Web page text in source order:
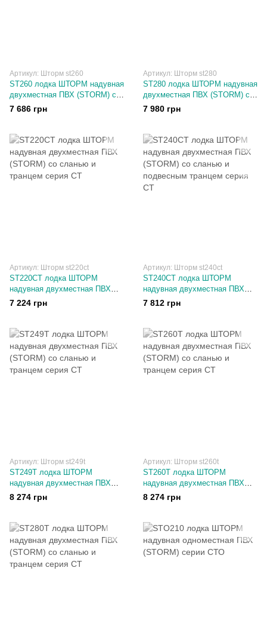
Артикул: Шторм st260
ST260 лодка ШТОРМ надувная
двухместная ПВХ (STORM) со
сланью серия СТ
7 686 грн
Артикул: Шторм st280
ST280 лодка ШТОРМ надувная
двухместная ПВХ (STORM) со
сланью серия СТ
7 980 грн
Артикул: Шторм st220ct
ST220CT лодка ШТОРМ
надувная двухместная ПВХ
(STORM) со сланью и транцем
серия СТ
7 224 грн
Артикул: Шторм st240сt
ST240СT лодка ШТОРМ
надувная двухместная ПВХ
(STORM) со сланью и
подвесным транцем серия СТ
7 812 грн
Артикул: Шторм st249t
ST249T лодка ШТОРМ
надувная двухместная ПВХ
(STORM) со сланью и транцем
серия СТ
8 274 грн
Артикул: Шторм st260t
ST260T лодка ШТОРМ
надувная двухместная ПВХ
(STORM) со сланью и транцем
серия СТ
8 274 грн